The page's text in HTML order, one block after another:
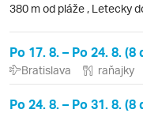
380 m od pláže , Letecky
Po 17. 8. – Po 24. 8. (8
Bratislava raňajky
Po 24. 8. – Po 31. 8. (8